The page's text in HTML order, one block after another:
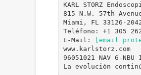
KARL STORZ
815 N.W. 57th
Miami, FL 33126-
Teléfono: +1 305
E-Mail:
[email
www.karlstorz.com
96051021 NAV 6-